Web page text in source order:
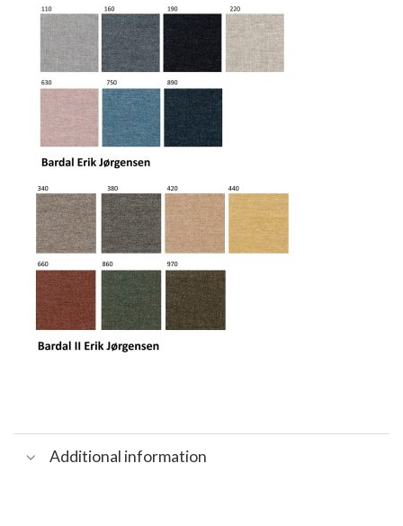
Additional information